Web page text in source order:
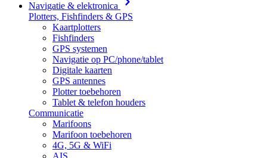
Navigatie & elektronica
Plotters, Fishfinders & GPS
Kaartplotters
Fishfinders
GPS systemen
Navigatie op PC/phone/tablet
Digitale kaarten
GPS antennes
Plotter toebehoren
Tablet & telefon houders
Communicatie
Marifoons
Marifoon toebehoren
4G, 5G & WiFi
AIS